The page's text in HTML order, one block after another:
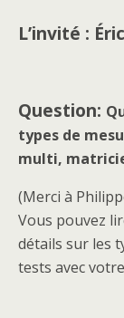
L’invité :
Question:
types de
multi,
(Merci à
Vous pouvez
détails sur les
tests avec